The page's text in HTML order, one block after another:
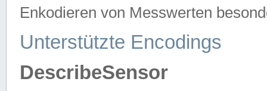
Enkodieren von Messwerten
Unterstützte Encodings
DescribeSensor